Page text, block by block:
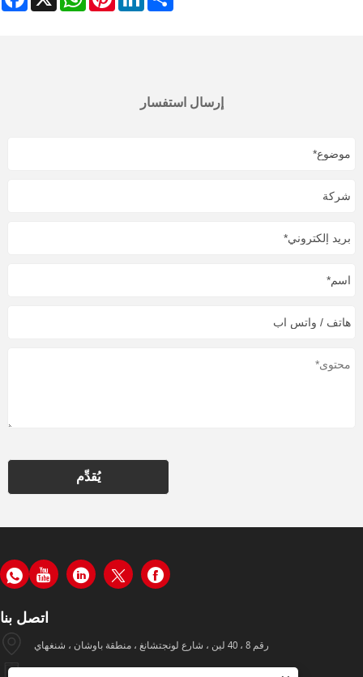
إرسال استفسار
يُقدِّم
اتصل بنا
رقم 8 ، 40 لين ، شارع لونجتشانغ ، منطقة باوشان ، شنغهاي